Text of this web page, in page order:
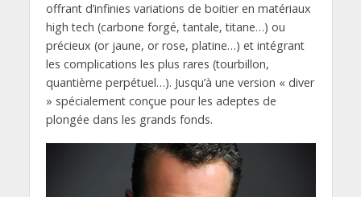
offrant d’infinies variations de boitier en matériaux
high tech (carbone forgé, tantale, titane…) ou
précieux (or jaune, or rose, platine…) et intégrant
les complications les plus rares (tourbillon,
quantième perpétuel…). Jusqu’à une version « diver
» spécialement conçue pour les adeptes de
plongée dans les grands fonds.